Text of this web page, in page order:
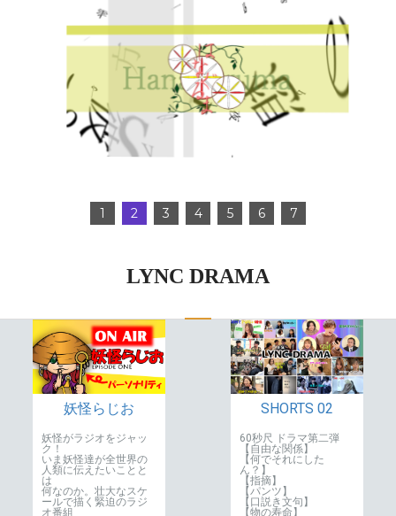
1 2 3 4 5 6 7
LYNC DRAMA
妖怪らじお
妖怪がラジオをジャッ
ク！
いま妖怪達が全世界の
人類に伝えたいことと
は
何なのか。壮大なスケ
ールで描く緊迫のラジ
オ番組
SHORTS 02
60秒尺 ドラマ第二弾
【自由な関係】
【何でそれにした
ん？】
【指摘】
【パンツ】
【口説き文句】
【物の寿命】